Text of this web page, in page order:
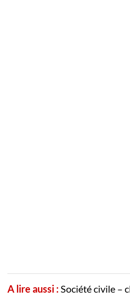
A lire aussi :Société civile –